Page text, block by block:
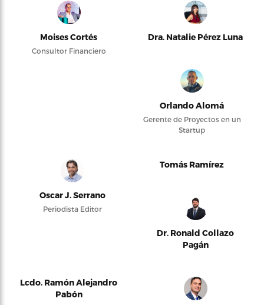
Moises Cortés
Consultor Financiero
Dra. Natalie Pérez Luna
Orlando Alomá
Gerente de Proyectos en un
Startup
Oscar J. Serrano
Periodista Editor
Tomás Ramírez
Dr. Ronald Collazo
Pagán
Lcdo. Ramón Alejandro
Pabón